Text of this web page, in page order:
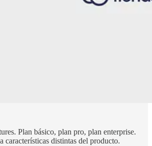
Plan básico, plan pro, plan enterprise.
características distintas del producto.